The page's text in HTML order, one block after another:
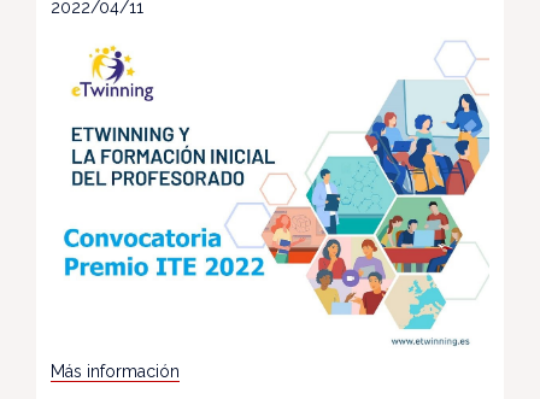
2022/04/11
Más información